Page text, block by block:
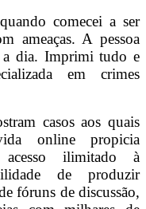
comecei a ser
ameaças. A pessoa
a dia. Imprimi tudo e
em crimes
casos aos quais
online propicia
acesso ilimitado à
de produzir
fóruns de discussão,